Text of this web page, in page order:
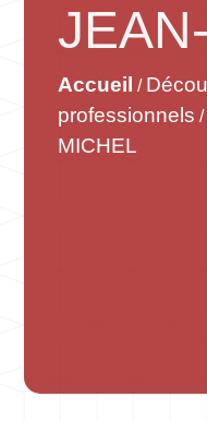
Accueil /
professionnels /
MICHEL